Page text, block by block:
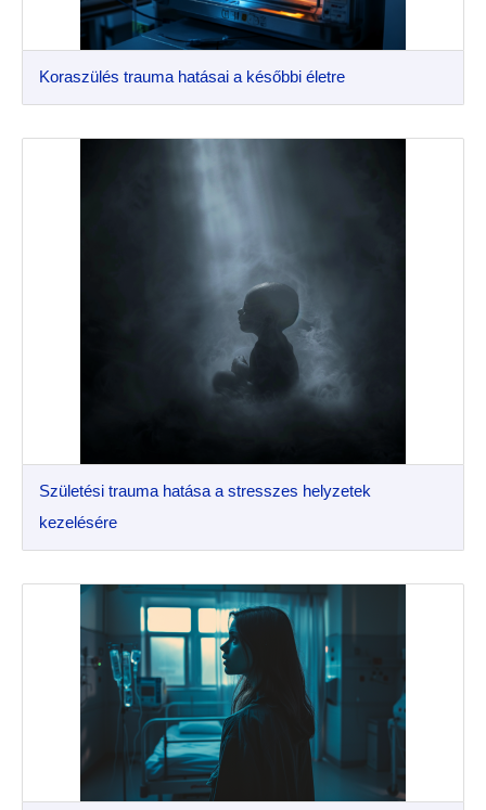
Koraszülés trauma hatásai a későbbi életre
Születési trauma hatása a stresszes helyzetek
kezelésére